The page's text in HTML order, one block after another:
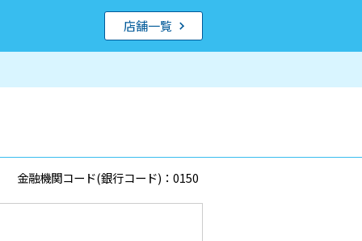
店舗一覧
金融機関コード(銀行コード)：0150